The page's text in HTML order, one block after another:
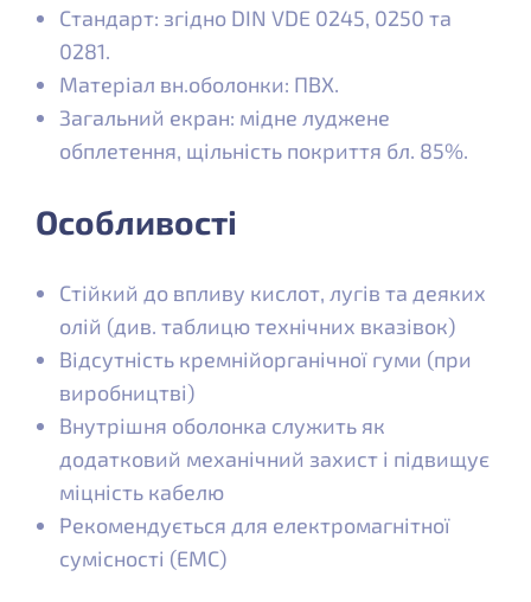
Стандарт: згідно DIN VDE 0245, 0250 та
0281.
Матеріал вн.оболонки: ПВХ.
Загальний екран: мідне луджене
обплетення, щільність покриття бл. 85%.
Особливості
Стійкий до впливу кислот, лугів та деяких
олій (див. таблицю технічних вказівок)
Відсутність кремнійорганічної гуми (при
виробництві)
Внутрішня оболонка служить як
додатковий механічний захист і підвищує
міцність кабелю
Рекомендується для електромагнітної
сумісності (ЕМС)